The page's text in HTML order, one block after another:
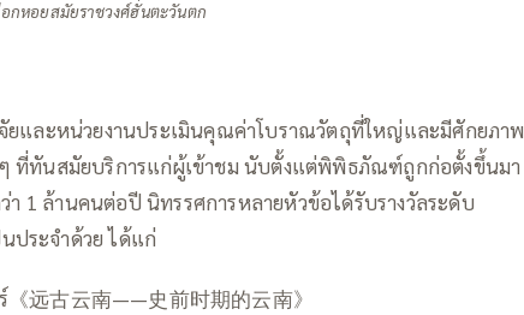
กหอยสมัยราชวงศ์ฮั่นตะวันตก
ละหน่วยงานประเมินคุณค่าโบราณวัตถุที่ใหญ่และมีศักยภาพ
ที่ทันสมัยบริการแก่ผู้เข้าชม นับตั้งแต่พิพิธภัณฑ์ถูกก่อตั้งขึ้นมา
า 1 ล้านคนต่อปี นิทรรศการหลายหัวข้อได้รับรางวัลระดับ
ประจำด้วย ได้แก่
远古云南——史前时期的云南》